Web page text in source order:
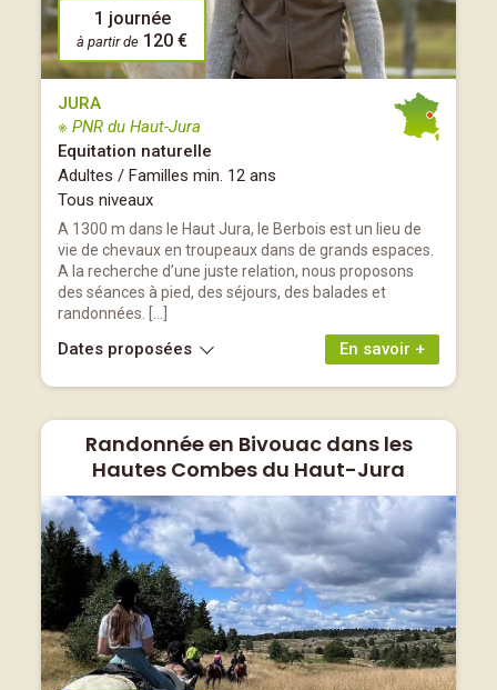
1 journée
à partir de 120 €
JURA
※ PNR du Haut-Jura
Equitation naturelle
Adultes / Familles min. 12 ans
Tous niveaux
A 1300 m dans le Haut Jura, le Berbois est un lieu de
vie de chevaux en troupeaux dans de grands espaces.
A la recherche d’une juste relation, nous proposons
des séances à pied, des séjours, des balades et
randonnées. […]
En savoir +
Dates proposées
Randonnée en Bivouac dans les
Hautes Combes du Haut-Jura